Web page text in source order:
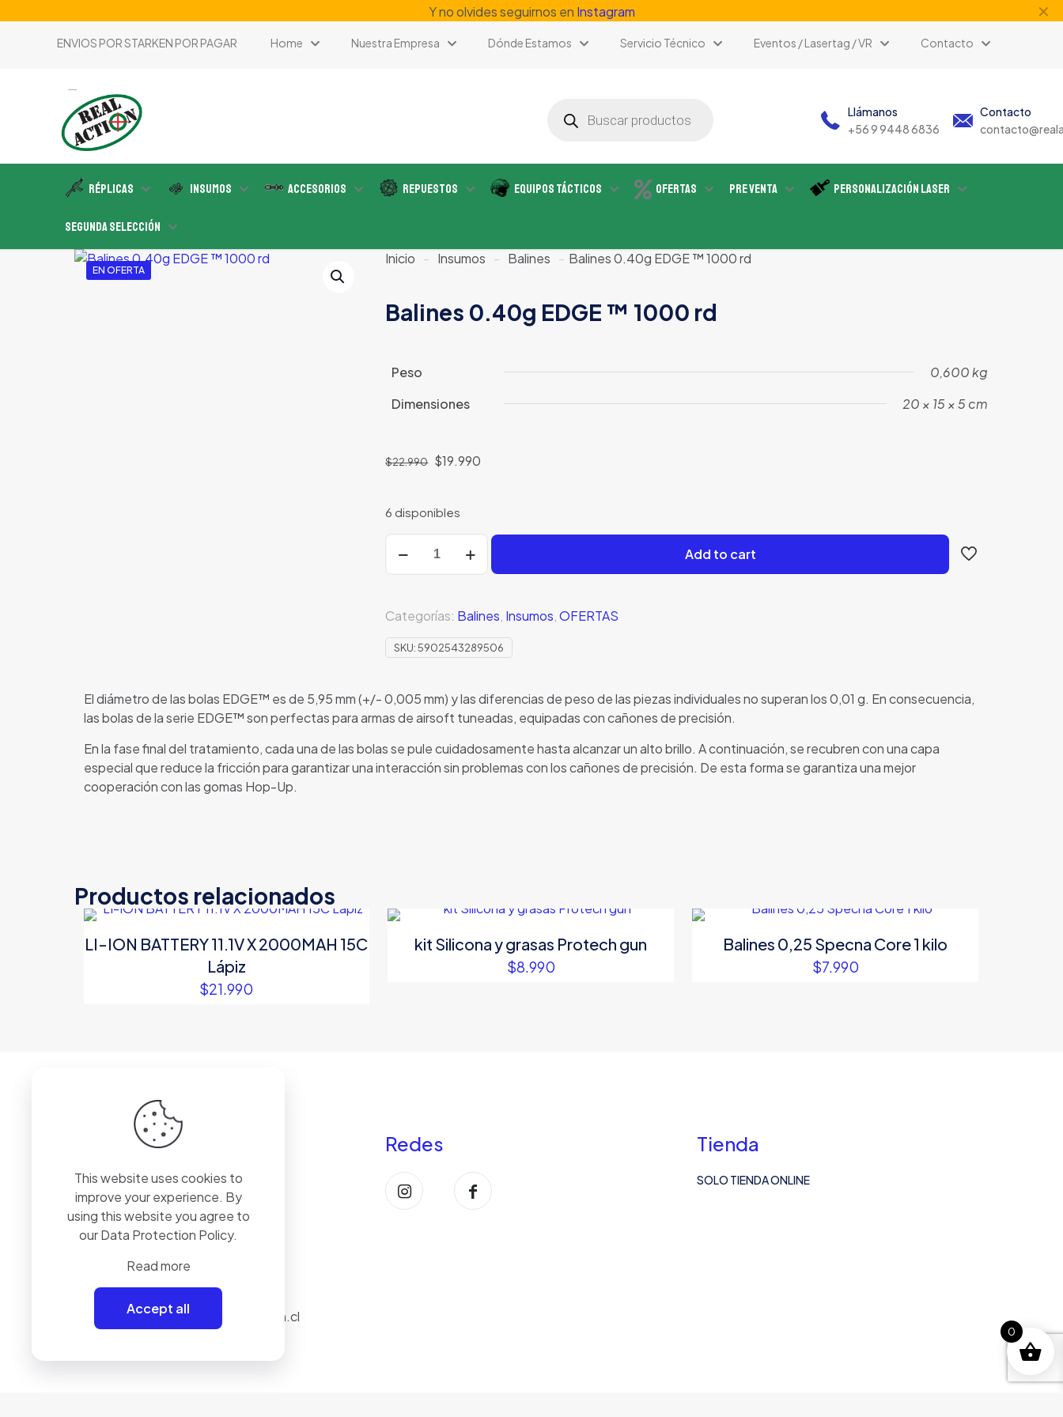
Y no olvides seguirnos en Instagram ✕
ENVIOS POR STARKEN POR PAGAR Home Nuestra Empresa Dónde Estamos Servicio Técnico Eventos / Lasertag / VR Contacto
productos
Llámanos
+56 9 9448 6836
Contacto
Réplicas Insumos Accesorios Repuestos Equipos Tácticos Ofertas Pre Venta Personalización Laser
Segunda Selección
EN OFERTA
Inicio - Insumos - Balines - Balines 0.40g EDGE ™ 1000 rd
Balines 0.40g EDGE ™ 1000 rd
Peso
0,600 kg
Dimensiones
20 × 15 × 5 cm
$22.990 El
era:
$22.990.
$19.990
$19.990.
6 disponibles
0.40g
1000
rd
cantidad
Add to cart
Categorías: Balines Insumos ,OFERTAS
SKU:5902543289506
El diámetro de las bolas EDGE™ es de 5,95 mm (+/- 0,005 mm) y las diferencias de peso de las piezas individuales no superan los 0,01 g. En consecuencia,
las bolas de la serie EDGE™ son perfectas para armas de airsoft tuneadas, equipadas con cañones de precisión.
En la fase final del tratamiento, cada una de las bolas se pule cuidadosamente hasta alcanzar un alto brillo. A continuación, se recubren con una capa
especial que reduce la fricción para garantizar una interacción sin problemas con los cañones de precisión. De esta forma se garantiza una mejor
cooperación con las gomas Hop-Up.
Productos relacionados
LI-ION BATTERY 11.1V X 2000MAH 15C
Lápiz
$21.990
kit Silicona y grasas Protech gun
$8.990
Balines 0,25 Specna Core 1 kilo
$7.990
+56 9 9448 6836
aestrada@realaction.cl
Redes Tienda
SOLO TIENDA ONLINE
This website uses cookies to
improve your experience. By
using this website you agree to
ourData Protection Policy.
Read more
Accept all
0